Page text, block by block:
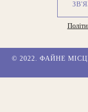
© 2022. ФАЙНЕ